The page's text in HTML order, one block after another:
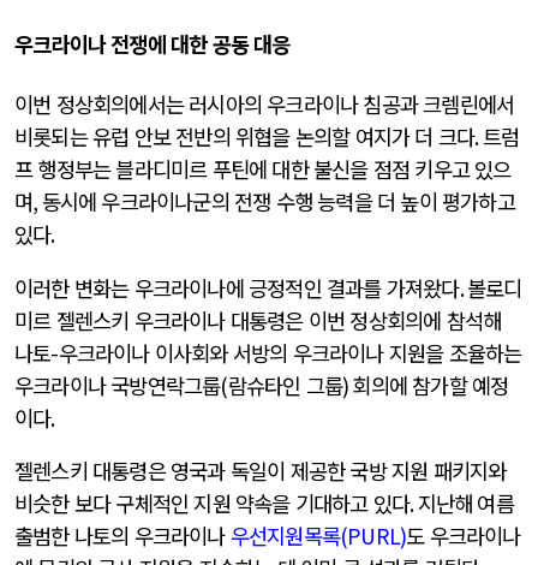
우크라이나 전쟁에 대한 공동 대응
이번 정상회의에서는 러시아의 우크라이나 침공과 크렘린에서
비롯되는 유럽 안보 전반의 위협을 논의할 여지가 더 크다.트럼
프 행정부는 블라디미르 푸틴에 대한 불신을 점점 키우고 있으
며, 동시에 우크라이나군의 전쟁 수행 능력을 더 높이 평가하고
있다.
이러한 변화는 우크라이나에 긍정적인 결과를 가져왔다.볼로디
미르 젤렌스키 우크라이나 대통령은 이번 정상회의에 참석해
나토-우크라이나 이사회와 서방의 우크라이나 지원을 조율하는
우크라이나 국방연락그룹(람슈타인 그룹)회의에 참가할 예정
이다.
젤렌스키 대통령은 영국과 독일이 제공한 국방 지원 패키지와
비슷한 보다 구체적인 지원 약속을 기대하고 있다.지난해 여름
출범한 나토의 우크라이나 우선지원목록(PURL)도 우크라이나